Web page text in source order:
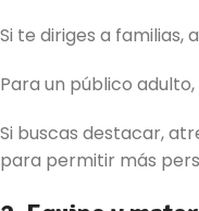
Si te diriges a familias,
Para un público
Si buscas destacar,
para permitir más